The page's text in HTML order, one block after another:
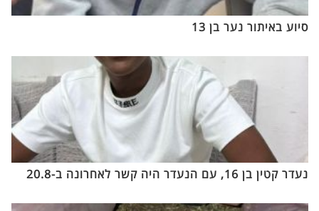
סיוע באיתור נער בן 13
נעדר קטין בן 16, עם הנעדר היה קשר לאחרונה ב-20.8